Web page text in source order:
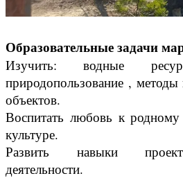
Образовательные задачи
Изучить: водные
природопользование ,
объектов.
Воспитать любовь к родному
культуре.
Развить навыки проектно-
деятельности.